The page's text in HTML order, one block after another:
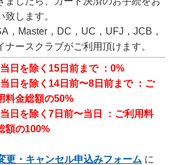
致します。
，Master，DC，UC，UFJ，JCB，
ナースクラブがご利用頂けます。
日を除く15日前まで ：0%
日を除く14日前〜8日前まで ：ご
料金総額の50%
日を除く7日前〜当日 ：ご利用料
額の100%
更・キャンセル申込みフォーム に